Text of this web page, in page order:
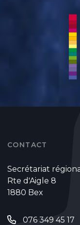
CONTACT
Secrétariat
Rte d'Aigle 8
1880 Bex
076 349 45 17